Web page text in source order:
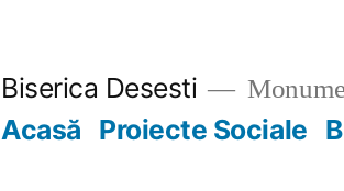
Biserica Desesti
Acasă Proiecte Sociale